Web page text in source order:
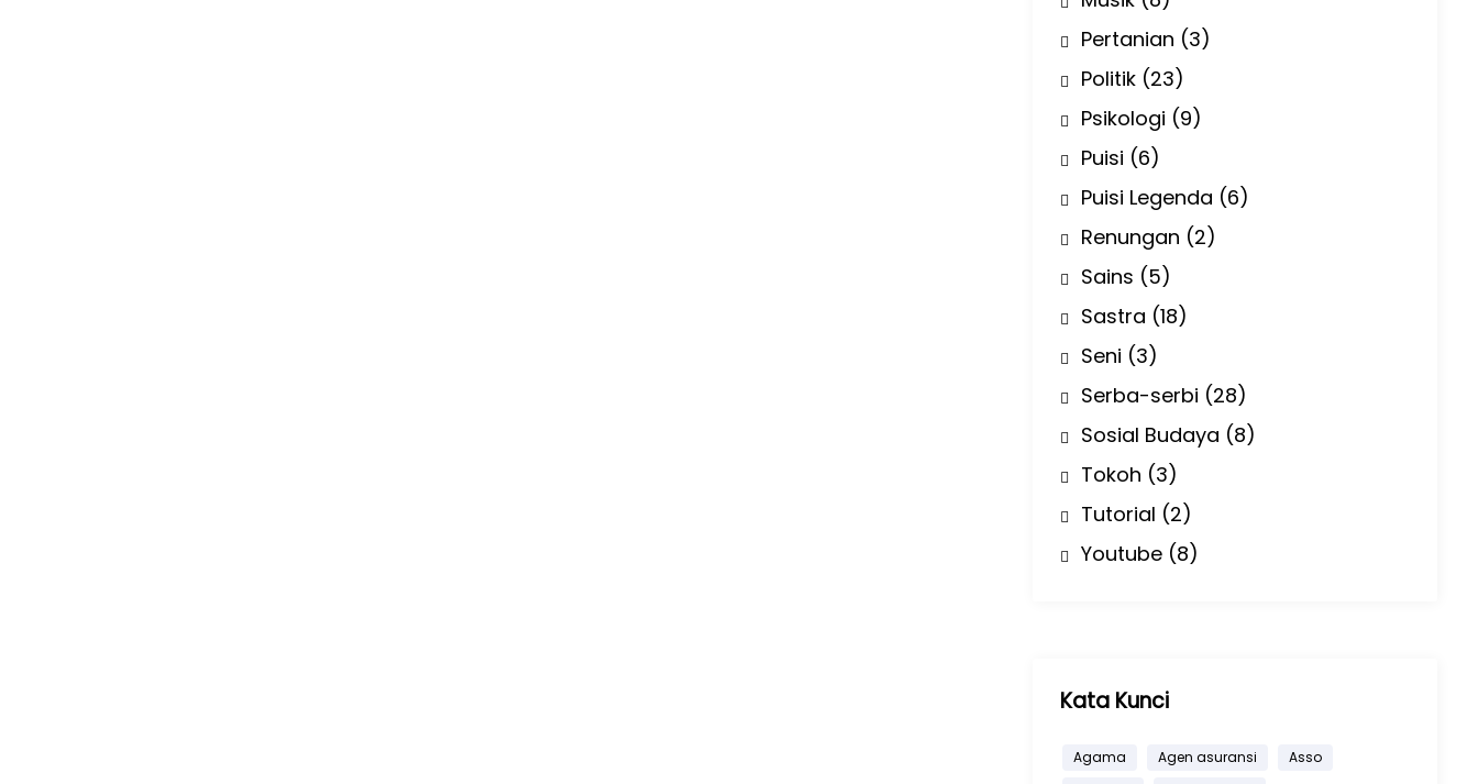
Pertanian (3)
Politik (23)
Psikologi (9)
Puisi (6)
Puisi Legenda (6)
Renungan (2)
Sains (5)
Sastra (18)
Seni (3)
Serba-serbi (28)
Sosial Budaya (8)
Tokoh (3)
Tutorial (2)
Youtube (8)
Kata Kunci
Agama Agen asuransi
Asso